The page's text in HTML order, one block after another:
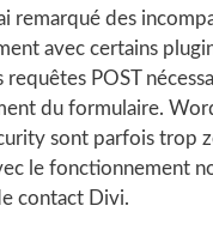
remarqué des
avec certains
POST
du formulaire.
sont parfois trop
le fonctionnement
contact Divi.